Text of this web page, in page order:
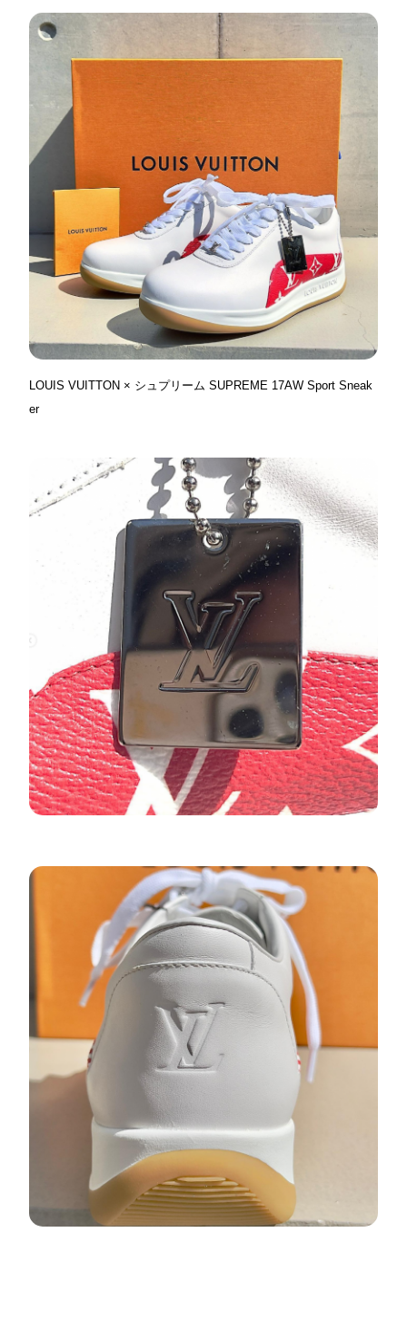
LOUIS VUITTON × シュプリーム SUPREME 17AW Sport Sneak
er